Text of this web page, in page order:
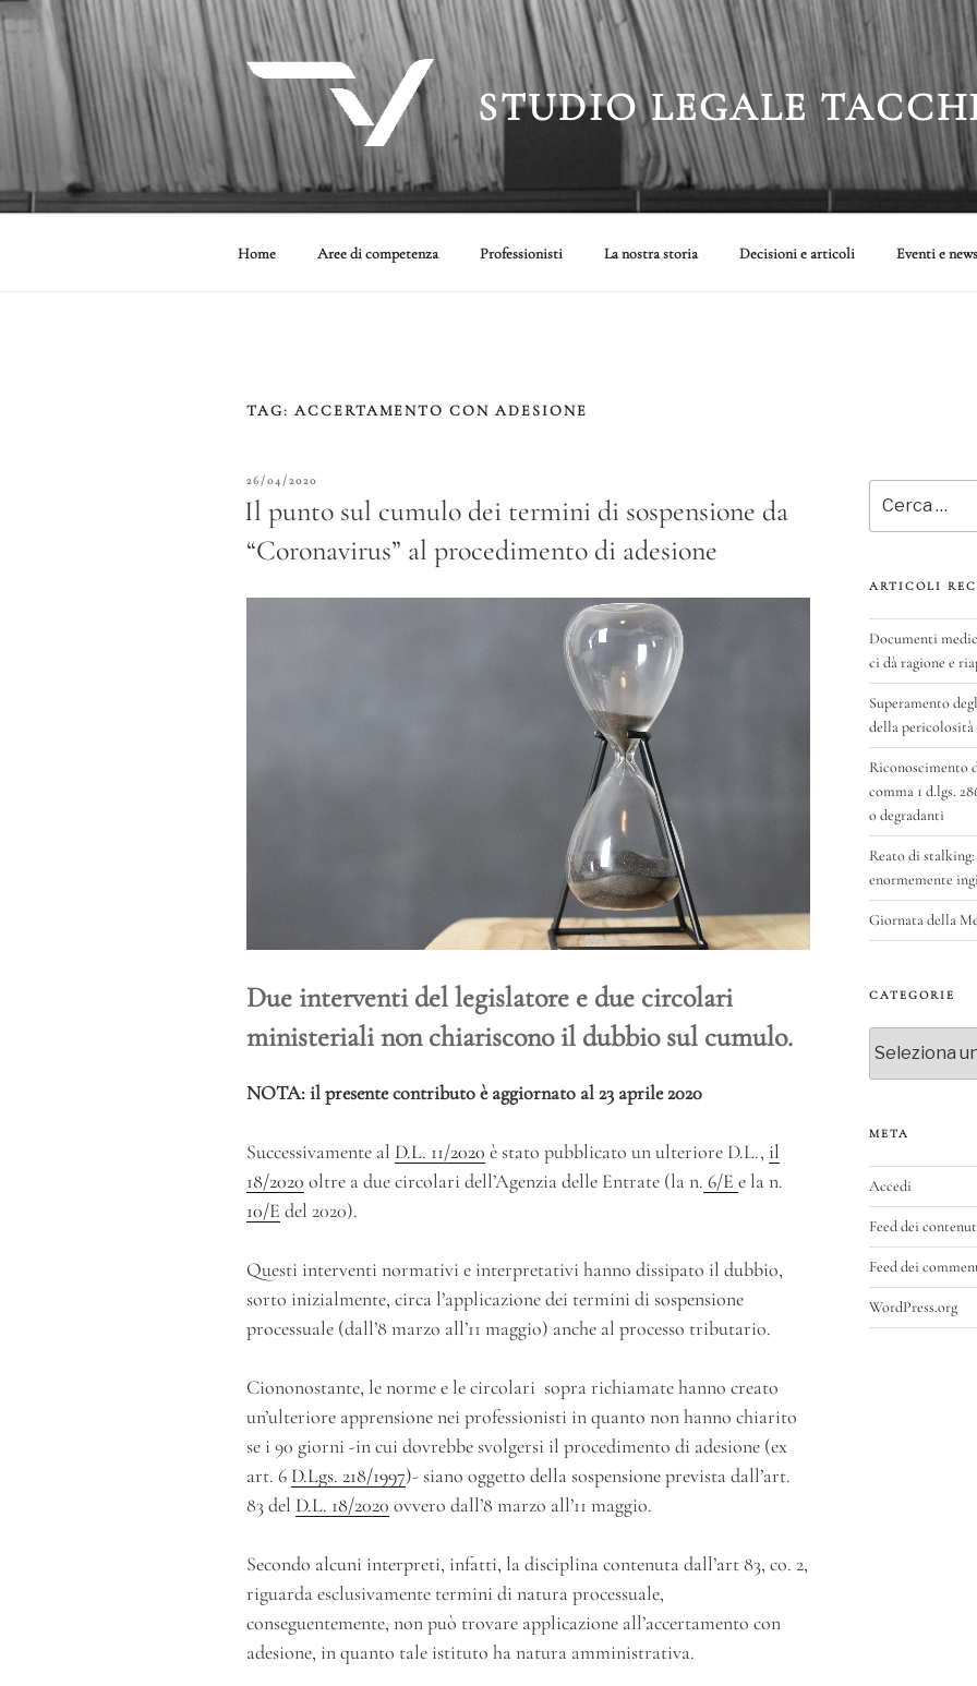
Salta
al
contenuto
STUDIO LEGALE
Home Aree di competenza Professionisti La nostra storia Decisioni e articoli Eventi e news
TAG: ACCERTAMENTO CON ADESIONE
PUBBLICATO
IL
26/04/2020
Il punto sul cumulo dei termini di sospensione da
“Coronavirus” al procedimento di adesione
Due interventi del legislatore e due circolari
ministeriali non chiariscono il dubbio sul cumulo.
NOTA: il presente contributo è aggiornato al 23 aprile 2020
Successivamente al D.L. 11/2020 è stato pubblicato un ulteriore D.L., il
18/2020 oltre a due circolari dell’Agenzia delle Entrate (la n. 6/E e la n.
10/E del 2020).
Questi interventi normativi e interpretativi hanno dissipato il dubbio,
sorto inizialmente, circa l’applicazione dei termini di sospensione
processuale (dall’8 marzo all’11 maggio) anche al processo tributario.
Ciononostante, le norme e le circolari sopra richiamate hanno creato
un’ulteriore apprensione nei professionisti in quanto non hanno chiarito
se i 90 giorni -in cui dovrebbe svolgersi il procedimento di adesione (ex
art. 6 D.Lgs. 218/1997)- siano oggetto della sospensione prevista dall’art.
83 del D.L. 18/2020 ovvero dall’8 marzo all’11 maggio.
Secondo alcuni interpreti, infatti, la disciplina contenuta dall’art 83, co. 2,
riguarda esclusivamente termini di natura processuale,
conseguentemente, non può trovare applicazione all’accertamento con
adesione, in quanto tale istituto ha natura amministrativa.
ARTICOLI
Documenti
ci dà ragione e
Superamento
della pericolosità
Riconoscimento
comma 1 d.lgs.
o degradanti
Reato di stalking:
enormemente
Giornata della
CATEGORIE
META
Accedi
Feed dei
Feed dei
WordPress.org